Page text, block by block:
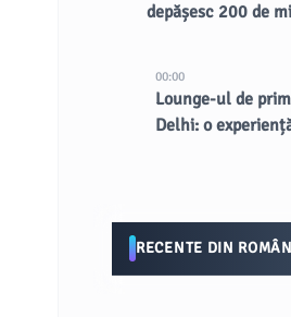
depășesc 200 de
00:00
Lounge-ul de
Delhi: o
RECENTE DIN